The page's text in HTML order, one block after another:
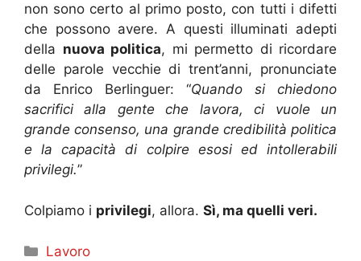
non sono certo al primo posto, con tutti i difetti
che possono avere. A questi illuminati adepti
della nuova politica, mi permetto di ricordare
delle parole vecchie di trent’anni, pronunciate
da Enrico Berlinguer: “Quando si chiedono
sacrifici alla gente che lavora, ci vuole un
grande consenso, una grande credibilità politica
e la capacità di colpire esosi ed intollerabili
privilegi.”
Colpiamo i privilegi, allora. Sì, ma quelli veri.
Categorie
Lavoro